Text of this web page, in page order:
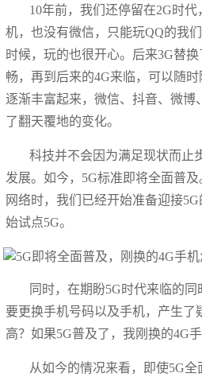
10年前，我们还停留在2G时
机，也没有微信，只能玩QQ的我
时候，玩的也很开心。后来3G替
畅，再到后来的4G来临，可以随
逐渐丰富起来，微信、抖音、微博
了翻天覆地的变化。
科技并不会因为满足现状而止
发展。如今，5G标准即将全面普
网络时，我们已经开始准备迎接
始试点5G。
同时，在期盼5G时代来临的
要更换手机号码以及手机，产生了
高？如果5G普及了，我刚换的4G手
从如今的情况来看，即使5G